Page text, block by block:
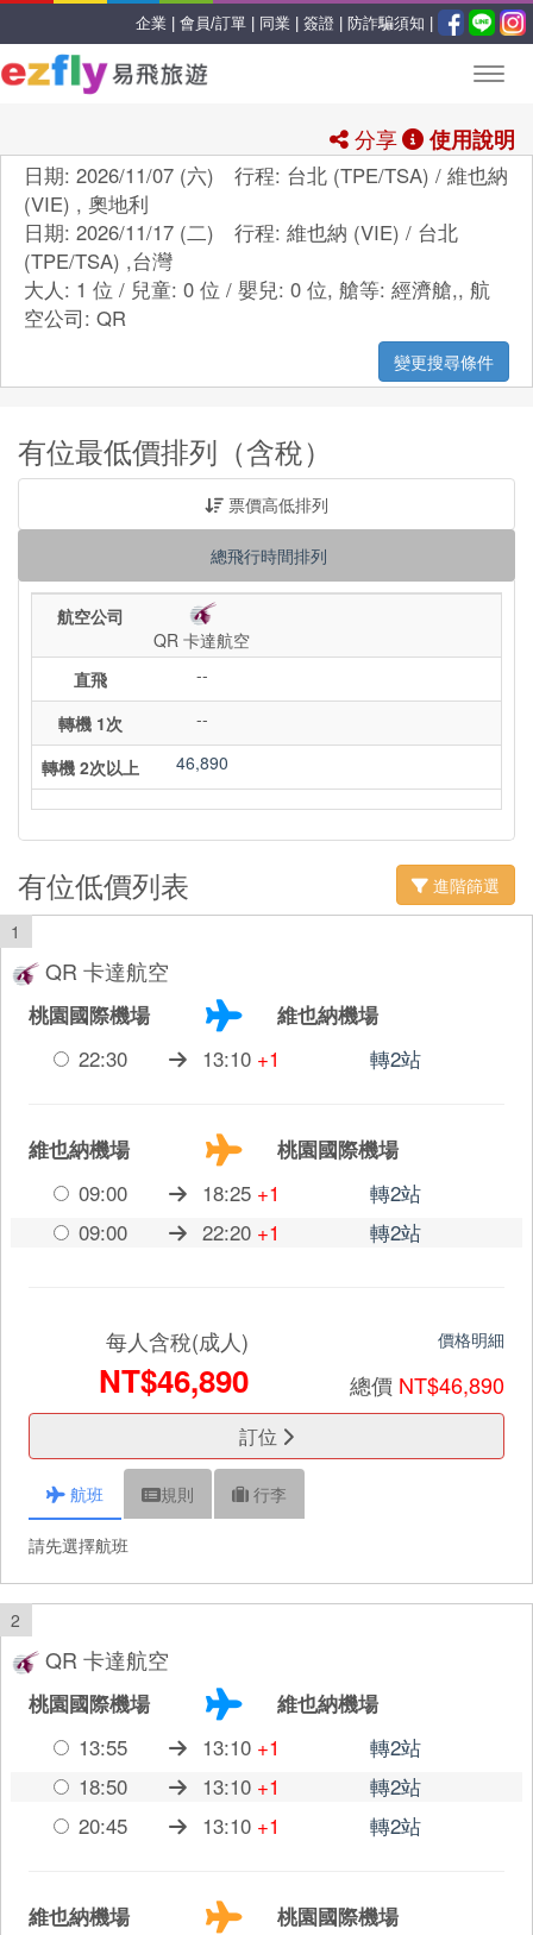
企業 | 會員/訂單 | 同業 | 簽證 | 防詐騙須知 |
分享 使用說明
日期: 2026/11/07 (六) 行程: 台北 (TPE/TSA) / 維也納
(VIE) , 奧地利
日期: 2026/11/17 (二) 行程: 維也納 (VIE) / 台北
(TPE/TSA) ,台灣
大人: 1 位 / 兒童: 0 位 / 嬰兒: 0 位, 艙等: 經濟艙,, 航
空公司: QR
變更搜尋條件
有位最低價排列（含稅）
票價高低排列
總飛行時間排列
航空公司
QR 卡達航空
直飛
--
轉機 1次 --
轉機 2次以上 46,890
有位低價列表
進階篩選
1
QR 卡達航空
桃園國際機場
維也納機場
22:30
13:10 +1 轉2站
維也納機場
桃園國際機場
09:00
18:25 +1
轉2站
09:00
22:20 +1 轉2站
每人含稅(成人)
NT$46,890
價格明細
總價 NT$46,890
訂位
航班 規則 行李
請先選擇航班
2
QR 卡達航空
桃園國際機場
維也納機場
13:55
13:10 +1
轉2站
18:50
13:10 +1
轉2站
20:45
13:10 +1 轉2站
維也納機場
桃園國際機場